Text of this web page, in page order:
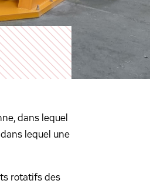
dans lequel
lequel une
rotatifs des